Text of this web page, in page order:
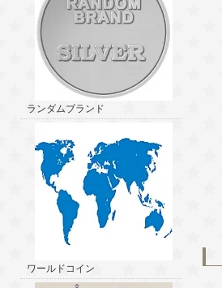
ランダムブランド
ワールドコイン